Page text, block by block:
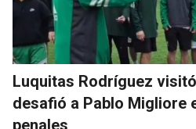
Luquitas Rodríguez
desafió a Pablo Migliore
penales